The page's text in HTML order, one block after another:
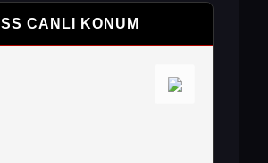
ISS CANLI KONUM